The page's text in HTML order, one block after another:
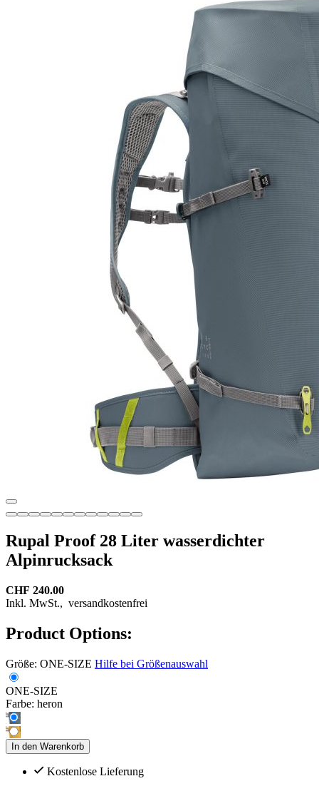
Rupal Proof 28 Liter wasserdichter
Alpinrucksack
CHF 240.00
Inkl. MwSt., versandkostenfrei
Product Options:
Größe: ONE-SIZE Hilfe bei Größenauswahl
ONE-SIZE
Farbe: heron
In den Warenkorb
Kostenlose Lieferung